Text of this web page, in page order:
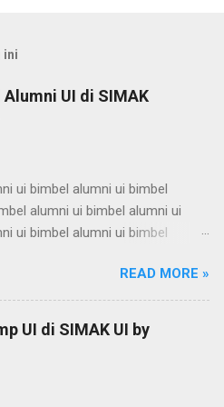
ini
UI di SIMAK
ui bimbel alumni ui bimbel
alumni ui bimbel alumni ui
ui bimbel alumni ui bimbel
ui bimbel alumni ui bimbel
alumni ui bimbel alumni ui
ui bimbel alumni ui bimbel
alumni ui bimbel alumni ui
ui bimbel alumni ui bimbel
alumni ui bimbel alumni ui
READ MORE »
UI di SIMAK UI by